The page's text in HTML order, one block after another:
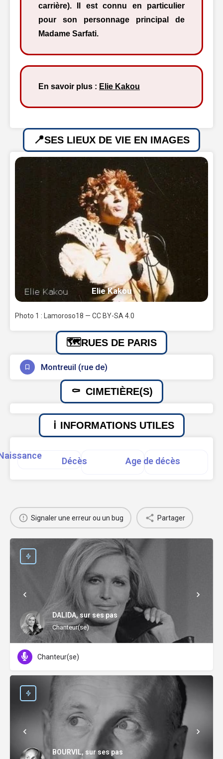
carrière). Il est connu en particulier
pour son personnage principal de
Madame Sarfati.
En savoir plus : Elie Kakou
SES LIEUX DE VIE EN IMAGES
Elie Kakou
Photo 1 : Lamoroso18 — CC BY-SA 4.0
RUES DE PARIS
Montreuil (rue de)
CIMETIÈRE(S)
INFORMATIONS UTILES
Décès Age de décès
Signaler une erreur ou un bug Partager
DALIDA, sur ses pas
Chanteur(se)
Chanteur(se)
BOURVIL, sur ses pas